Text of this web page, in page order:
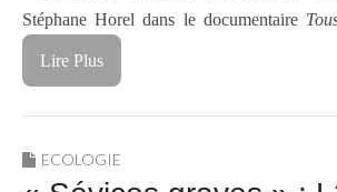
Stéphane Horel dans le documentaire
Lire Plus
ECOLOGIE